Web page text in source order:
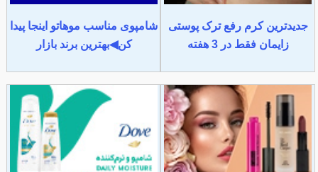
جدیدترین کرم رفع ترک پوستی
زایمان فقط در 3 هفته
شامپوی مناسب موهاتو اینجا پیدا
کن◀بهترین برند بازار